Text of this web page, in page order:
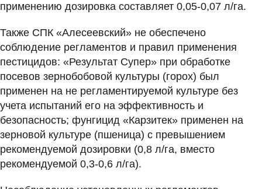
применению дозировка составляет 0,05-0,07 л/га.
Также СПК «Алесеевский» не обеспечено
соблюдение регламентов и правил применения
пестицидов: «Результат Супер» при обработке
посевов зернобобовой культуры (горох) был
применен на не регламентируемой культуре без
учета испытаний его на эффективность и
безопасность; фунгицид «Карзитек» применен на
зерновой культуре (пшеница) с превышением
рекомендуемой дозировки (0,8 л/га, вместо
рекомендуемой 0,3-0,6 л/га).